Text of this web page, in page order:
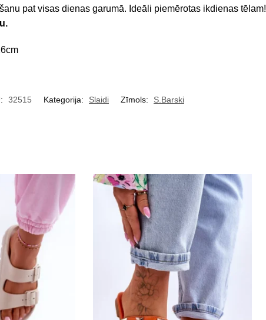
pat visas dienas garumā. Ideāli piemērotas ikdienas tēlam!
32515 Kategorija: Slaidi Zīmols: S.Barski